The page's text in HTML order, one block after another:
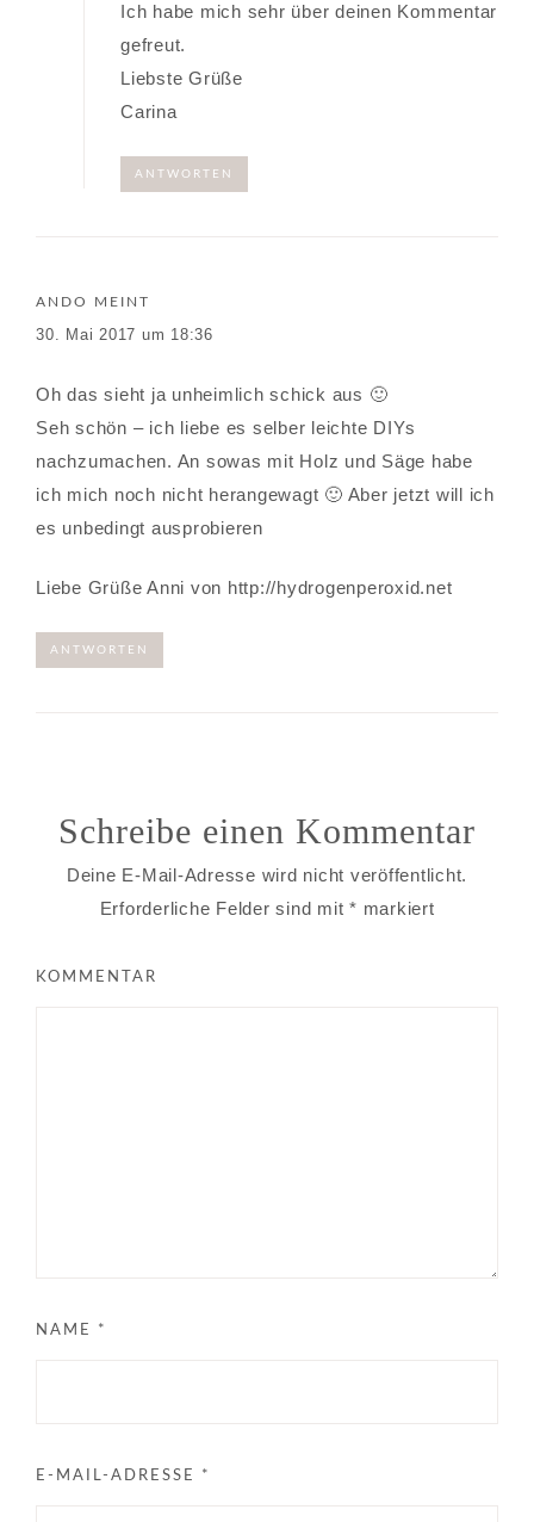
Ich habe mich sehr über deinen Kommentar
gefreut.
Liebste Grüße
Carina
ANTWORTEN
ANDO MEINT
30. Mai 2017 um 18:36
Oh das sieht ja unheimlich schick aus 🙂
Seh schön – ich liebe es selber leichte DIYs
nachzumachen. An sowas mit Holz und Säge habe
ich mich noch nicht herangewagt 🙂 Aber jetzt will ich
es unbedingt ausprobieren
Liebe Grüße Anni von http://hydrogenperoxid.net
ANTWORTEN
Schreibe einen Kommentar
Deine E-Mail-Adresse wird nicht veröffentlicht.
Erforderliche Felder sind mit * markiert
KOMMENTAR
NAME *
E-MAIL-ADRESSE *